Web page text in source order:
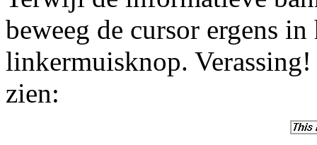
beweeg de cursor ergens
linkermuisknop.
zien: